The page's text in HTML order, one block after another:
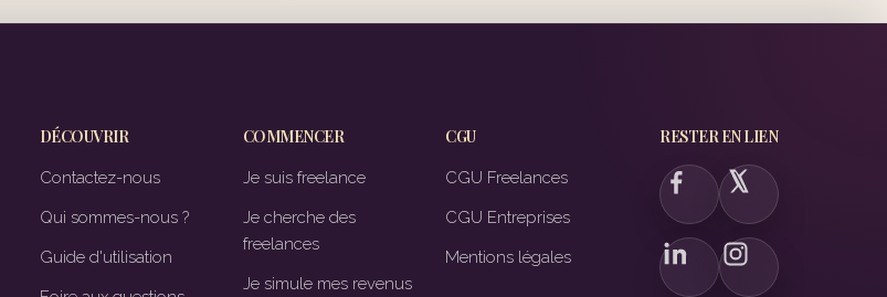
DÉCOUVRIR
Contactez-nous
Qui sommes-nous ?
Guide d'utilisation
COMMENCER
Je suis freelance
Je cherche des
freelances
Je simule mes revenus
CGU
CGU Freelances
CGU Entreprises
Mentions légales
RESTER EN LIEN